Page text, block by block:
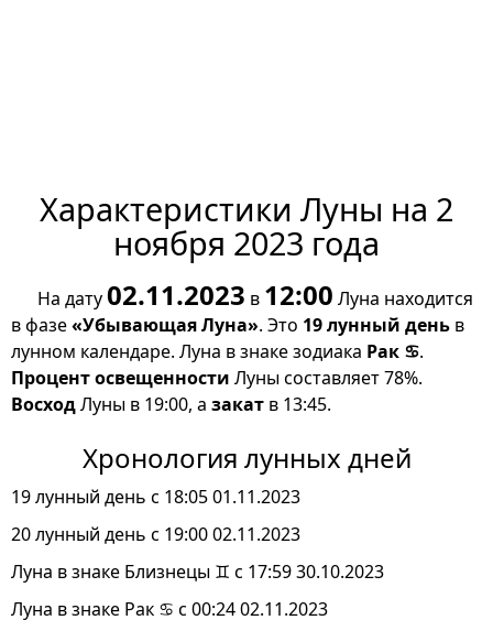
Характеристики Луны на 2
ноября 2023 года
На дату02.11.2023 в 12:00 Луна находится
в фазе«Убывающая Луна». Это 19 лунный день в
лунном календаре. Луна в знаке зодиака Рак ♋.
Процент освещенности Луны составляет 78%.
ВосходЛуны в 19:00, а закат в 13:45.
Хронология лунных дней
19 лунный день с 18:05 01.11.2023
20 лунный день с 19:00 02.11.2023
Луна в знаке Близнецы ♊ с 17:59 30.10.2023
Луна в знаке Рак ♋ с 00:24 02.11.2023